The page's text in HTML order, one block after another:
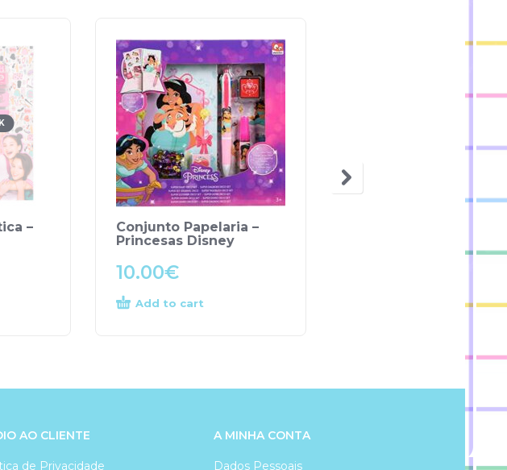
–
Conjunto Papelaria –
Princesas Disney
10.00€
Add to cart
AO CLIENTE
de Privacidade
A MINHA CONTA
Dados Pessoais